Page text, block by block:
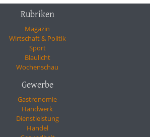
Rubriken
Magazin
Wirtschaft & Politik
Sport
Blaulicht
Wochenschau
Gewerbe
Gastronomie
Handwerk
Dienstleistung
Handel